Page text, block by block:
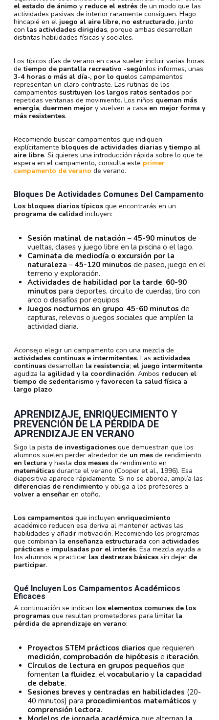
el estado de ánimo y reduce el estrés de un modo que las
actividades pasivas de interior raramente consiguen. Hago
hincapié en el juego al aire libre, no estructurado, junto
con las actividades dirigidas, porque ambas desarrollan
distintas habilidades físicas y sociales.
Los típicos días de verano en casa suelen incluir varias horas
detiempo de pantalla recreativo -segúnlos informes, unas
3-4 horas o más al día-, por lo quelos campamentos
representan un claro contraste. Las rutinas de los
campamentos sustituyen los largos ratos sentados por
repetidas ventanas de movimiento. Los niños queman más
energía, duermen mejor y vuelven a casa en mejor forma y
más resistentes.
Recomiendo buscar campamentos que indiquen
explícitamente bloques de actividades diarias y tiempo al
aire libre. Si quieres una introducción rápida sobre lo que te
espera en el campamento, consulta este primer
campamento de verano de verano.
Bloques De Actividades Comunes Del Campamento
Los bloques diarios típicos que encontrarás en un
programa de calidad incluyen:
Sesión matinal de natación – 45-90 minutos de
vueltas, clases y juego libre en la piscina o el lago.
Caminata de mediodía o excursión por la
naturaleza – 45-120 minutos de paseo, juego en el
terreno y exploración.
Actividades de habilidad por la tarde: 60-90
minutos para deportes, circuito de cuerdas, tiro con
arco o desafíos por equipos.
Juegos nocturnos en grupo: 45-60 minutos de
capturas, relevos o juegos sociales que amplíen la
actividad diaria.
Aconsejo elegir un campamento con una mezcla de
actividades continuas e intermitentes. Las actividades
continuas desarrollan la resistencia; el juego intermitente
agudiza la agilidad y la coordinación. Ambos reducen el
tiempo de sedentarismo yfavorecen la salud física a
largo plazo.
APRENDIZAJE, ENRIQUECIMIENTO Y
PREVENCIÓN DE LA PÉRDIDA DE
APRENDIZAJE EN VERANO
Sigo la pista de investigaciones que demuestran que los
alumnos suelen perder alrededor de un mes de rendimiento
en lectura y hasta dos meses de rendimiento en
matemáticas durante el verano (Cooper et al., 1996). Esa
diapositiva aparece rápidamente. Si no se aborda, amplía las
diferencias de rendimiento y obliga a los profesores a
volver a enseñar en otoño.
Los campamentos que incluyen enriquecimiento
académico reducen esa deriva al mantener activas las
habilidades y añadir motivación. Recomiendo los programas
que combinan la enseñanza estructurada con actividades
prácticas e impulsadas por el interés. Esa mezcla ayuda a
los alumnos a practicar las destrezas básicas sin dejar de
participar.
Qué Incluyen Los Campamentos Académicos
Eficaces
A continuación se indican los elementos comunes de los
programas que resultan prometedores para limitar la
pérdida de aprendizaje en verano:
Proyectos STEM prácticos diarios que requieren
medición, comprobación de hipótesis e iteración.
Círculos de lectura en grupos pequeños que
fomentan la fluidez, el vocabulario y la capacidad
de debate.
Sesiones breves y centradas en habilidades (20-
40 minutos) para procedimientos matemáticos y
comprensión lectora.